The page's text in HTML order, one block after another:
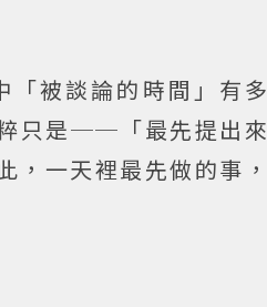
被談論的時間」有多
只是──「最先提出來
，一天裡最先做的事，